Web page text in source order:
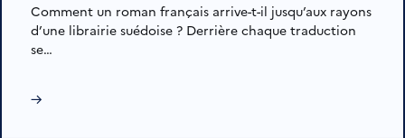
Comment un roman français arrive-t-il jusqu’aux rayons
d’une librairie suédoise ? Derrière chaque traduction
se…
→